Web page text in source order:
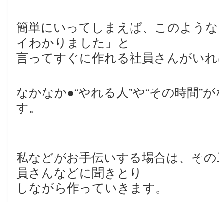
簡単にいってしまえば、このよう
イわかりました」と
言ってすぐに作れる社員さんがい
なかなか●“やれる人”や“その時間”
す。
私などがお手伝いする場合は、そ
員さんなどに聞きとり
しながら作っていきます。